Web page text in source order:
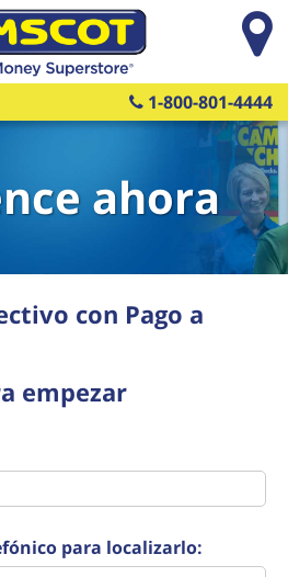
1-800-801-4444
ahora
con Pago a
empezar
para localizarlo: